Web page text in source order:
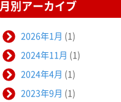
月別アーカイブ
2026年1月 (1)
2024年11月 (1)
2024年4月 (1)
2023年9月 (1)